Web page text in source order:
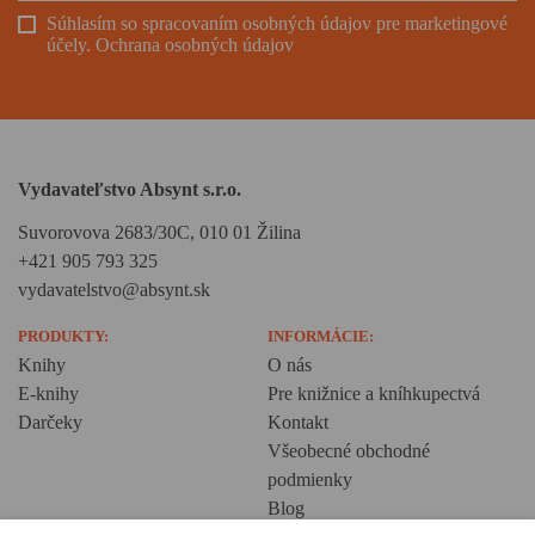
Súhlasím so spracovaním osobných údajov pre marketingové
účely. Ochrana osobných údajov
Vydavateľstvo Absynt s.r.o.
Suvorovova 2683/30C, 010 01 Žilina
+421 905 793 325
vydavatelstvo@absynt.sk
PRODUKTY:
Knihy
E-knihy
Darčeky
INFORMÁCIE:
O nás
Pre knižnice a kníhkupectvá
Kontakt
Všeobecné obchodné
podmienky
Blog